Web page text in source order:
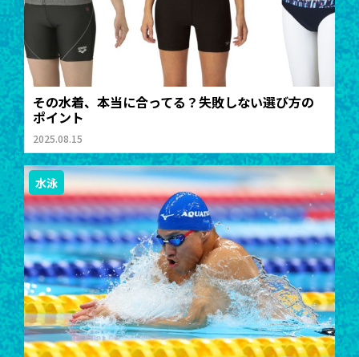
その水着、本当に合ってる？失敗しない選び方の
ポイント
2025.08.15
水泳